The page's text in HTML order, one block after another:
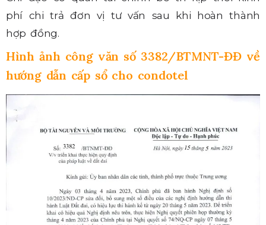
phí chi trả đơn vị tư vấn sau khi hoàn thành
hợp đồng.
Hình ảnh công văn số 3382/BTMNT-ĐĐ về
hướng dẫn cấp sổ cho condotel